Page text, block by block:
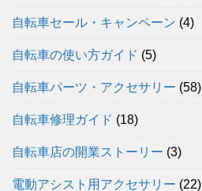
自転車セール・キャンペーン (4)
自転車の使い方ガイド (5)
自転車パーツ・アクセサリー (58)
自転車修理ガイド (18)
自転車店の開業ストーリー (3)
電動アシスト用アクセサリー (22)